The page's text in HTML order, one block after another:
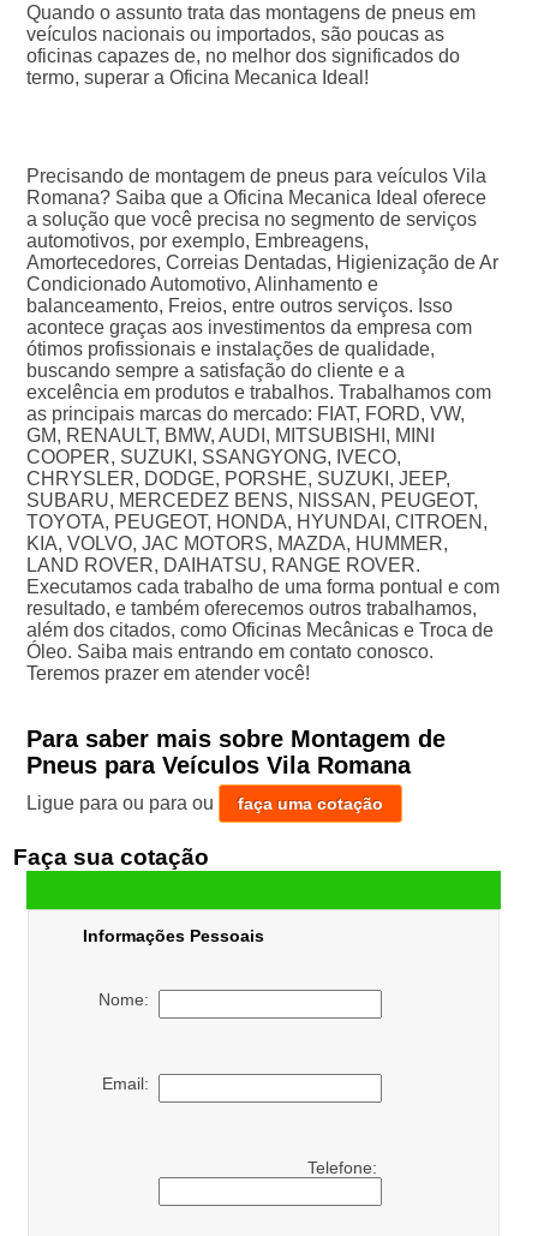
Quando o assunto trata das montagens de pneus em
veículos nacionais ou importados, são poucas as
oficinas capazes de, no melhor dos significados do
termo, superar a Oficina Mecanica Ideal!
Precisando de montagem de pneus para veículos Vila
Romana? Saiba que a Oficina Mecanica Ideal oferece
a solução que você precisa no segmento de serviços
automotivos, por exemplo, Embreagens,
Amortecedores, Correias Dentadas, Higienização de Ar
Condicionado Automotivo, Alinhamento e
balanceamento, Freios, entre outros serviços. Isso
acontece graças aos investimentos da empresa com
ótimos profissionais e instalações de qualidade,
buscando sempre a satisfação do cliente e a
excelência em produtos e trabalhos. Trabalhamos com
as principais marcas do mercado: FIAT, FORD, VW,
GM, RENAULT, BMW, AUDI, MITSUBISHI, MINI
COOPER, SUZUKI, SSANGYONG, IVECO,
CHRYSLER, DODGE, PORSHE, SUZUKI, JEEP,
SUBARU, MERCEDEZ BENS, NISSAN, PEUGEOT,
TOYOTA, PEUGEOT, HONDA, HYUNDAI, CITROEN,
KIA, VOLVO, JAC MOTORS, MAZDA, HUMMER,
LAND ROVER, DAIHATSU, RANGE ROVER.
Executamos cada trabalho de uma forma pontual e com
resultado, e também oferecemos outros trabalhamos,
além dos citados, como Oficinas Mecânicas e Troca de
Óleo. Saiba mais entrando em contato conosco.
Teremos prazer em atender você!
Para saber mais sobre Montagem de
Pneus para Veículos Vila Romana
Ligue para ou para ou faça uma cotação
Faça sua cotação
Informações Pessoais
Nome:
Email:
Telefone: